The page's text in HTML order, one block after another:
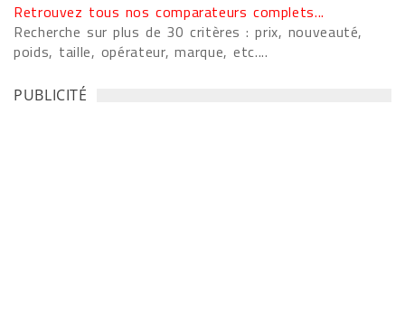
Retrouvez tous nos comparateurs complets...
Recherche sur plus de 30 critères : prix, nouveauté,
poids, taille, opérateur, marque, etc....
PUBLICITÉ